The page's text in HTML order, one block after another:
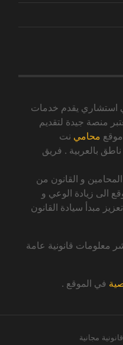
استشاري يقدم خدمات
منصة جيدة لتقديم
موقع محامي نت
بالعربية . فريق
و القانون من
الى زيادة الوعي و
مبدأ سيادة القانون
معلومات قانونية عامة
في الموقع .
مجانية